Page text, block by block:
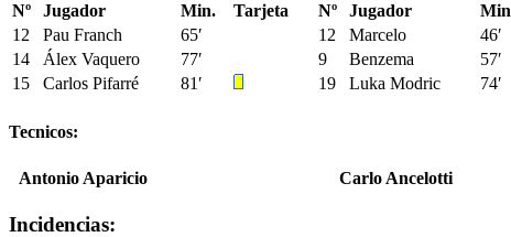
Nº Jugador Min. Tarjeta Nº Jugador
12
Pau Franch 65′ 12 Marcelo
46′
14
Álex Vaquero 77′ 9 Benzema
57′
15
Carlos Pifarré 81′ 19 Luka Modric 74′
Tecnicos:
Antonio Aparicio Carlo Ancelotti
Incidencias: